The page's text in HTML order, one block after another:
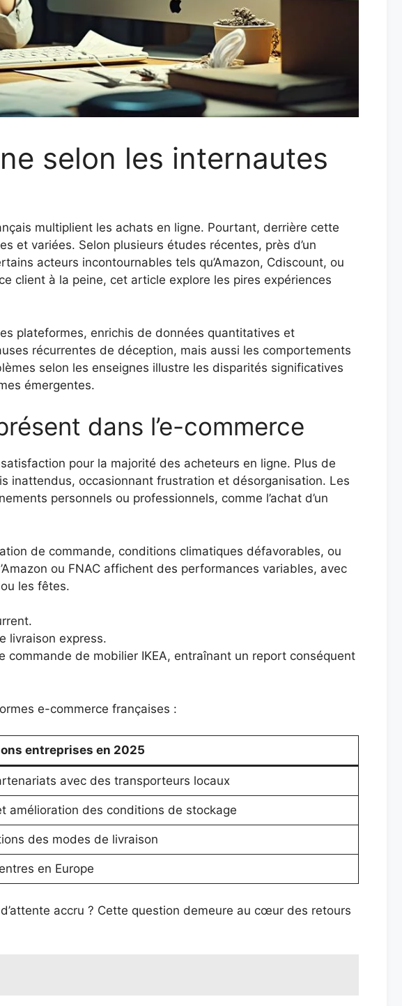
selon les internautes
multiplient les achats en ligne. Pourtant, derrière cette
et variées. Selon plusieurs études récentes, près d’un
acteurs incontournables tels qu’Amazon, Cdiscount, ou
client à la peine, cet article explore les pires expériences
plateformes, enrichis de données quantitatives et
récurrentes de déception, mais aussi les comportements
selon les enseignes illustre les disparités significatives
émergentes.
dans l’e-commerce
pour la majorité des acheteurs en ligne. Plus de
inattendus, occasionnant frustration et désorganisation. Les
personnels ou professionnels, comme l’achat d’un
de commande, conditions climatiques défavorables, ou
ou FNAC affichent des performances variables, avec
les fêtes.
livraison express.
de mobilier IKEA, entraînant un report conséquent
e-commerce françaises :
entreprises en 2025
avec des transporteurs locaux
amélioration des conditions de stockage
des modes de livraison
en Europe
accru ? Cette question demeure au cœur des retours